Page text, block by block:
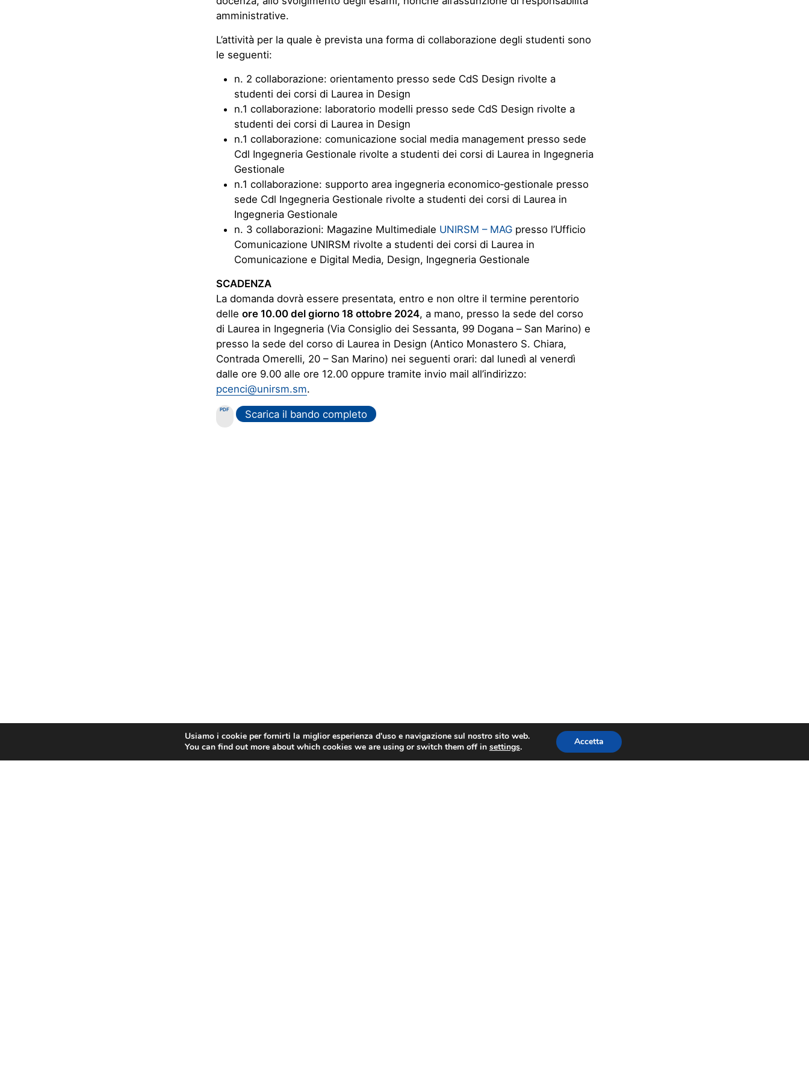
amministrative.
L’attività per la quale è prevista una forma di collaborazione degli studenti sono
le seguenti:
n. 2 collaborazione: orientamento presso sede CdS Design rivolte a
studenti dei corsi di Laurea in Design
n.1 collaborazione: laboratorio modelli presso sede CdS Design rivolte a
studenti dei corsi di Laurea in Design
n.1 collaborazione: comunicazione social media management presso sede
Cdl Ingegneria Gestionale rivolte a studenti dei corsi di Laurea in Ingegneria
Gestionale
n.1 collaborazione: supporto area ingegneria economico‐gestionale presso
sede Cdl Ingegneria Gestionale rivolte a studenti dei corsi di Laurea in
Ingegneria Gestionale
n. 3 collaborazioni: Magazine Multimediale UNIRSM – MAGpresso l’Ufficio
Comunicazione UNIRSM rivolte a studenti dei corsi di Laurea in
Comunicazione e Digital Media, Design, Ingegneria Gestionale
SCADENZA
La domanda dovrà essere presentata, entro e non oltre il termine perentorio
delle ore 10.00 del giorno 18 ottobre 2024, a mano, presso la sede del corso
di Laurea in Ingegneria (Via Consiglio dei Sessanta, 99 Dogana – San Marino) e
presso la sede del corso di Laurea in Design (Antico Monastero S. Chiara,
Contrada Omerelli, 20 – San Marino) nei seguenti orari: dal lunedì al venerdì
dalle ore 9.00 alle ore 12.00 oppure tramite invio mail all’indirizzo:
pcenci@unirsm.sm.
PDF Scarica il bando completo
Usiamo i cookie per fornirti la miglior esperienza d'uso e navigazione sul nostro sito web.
You can find out more about which cookies we are using or switch them off in settings. Accetta